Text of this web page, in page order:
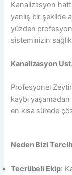
Kanalizasyon
yanlış bir şekilde
yüzden
sisteminizin
Kanalizasyon
Profesyonel
kaybı
en kısa sürede
Neden Bizi
Tecrübeli Ekip: